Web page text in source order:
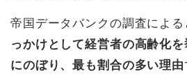
帝国データバンクの調査による
っかけとして経営者の高齢化
にのぼり、最も割合の多い理由